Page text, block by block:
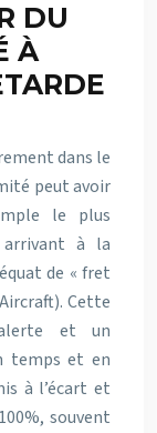
DU
À
dans le
peut avoir
le plus
arrivant à la
de « fret
Cette
et un
temps et en
à l’écart et
souvent